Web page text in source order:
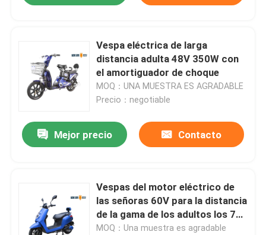
Hogar
Sobre nosotros
Vespa eléctrica de larga
distancia adulta 48V 350W con
el amortiguador de choque
MOQ：UNA MUESTRA ES AGRADABLE
Precio：negotiable
Mejor precio Contacto
Vespas del motor eléctrico de
las señoras 60V para la distancia
de la gama de los adultos los 70-
80km
MOQ：Una muestra es agradable